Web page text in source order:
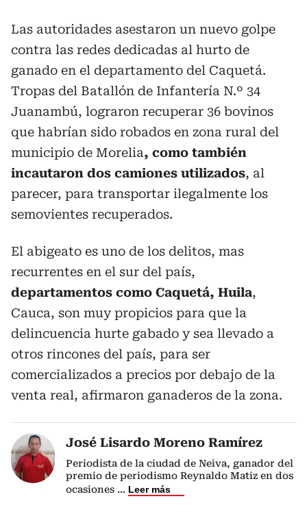
Las autoridades asestaron un nuevo golpe
contra las redes dedicadas al hurto de
ganado en el departamento del Caquetá.
Tropas del Batallón de Infantería N.º 34
Juanambú, lograron recuperar 36 bovinos
que habrían sido robados en zona rural del
municipio de Morelia, como también
incautaron dos camiones utilizados, al
parecer, para transportar ilegalmente los
semovientes recuperados.
El abigeato es uno de los delitos, mas
recurrentes en el sur del país,
departamentos como Caquetá, Huila,
Cauca, son muy propicios para que la
delincuencia hurte gabado y sea llevado a
otros rincones del país, para ser
comercializados a precios por debajo de la
venta real, afirmaron ganaderos de la zona.
José Lisardo Moreno Ramírez
Periodista de la ciudad de Neiva, ganador del
premio de periodismo Reynaldo Matiz en dos
ocasiones ... Leer más